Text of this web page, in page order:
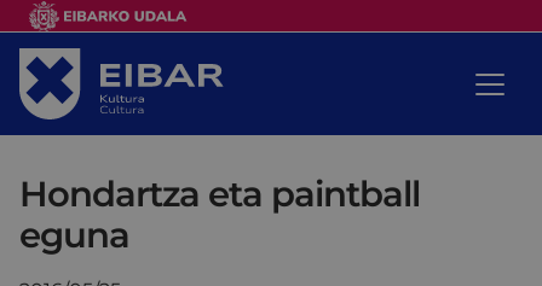
Hondartza eta paintball
eguna